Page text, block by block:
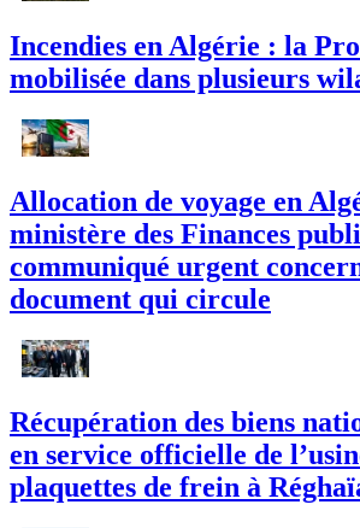
Incendies en Algérie : la
mobilisée dans plusieurs
Allocation de voyage en
ministère des Finances
communiqué urgent
document qui circule
Récupération des biens
en service officielle de
plaquettes de frein à